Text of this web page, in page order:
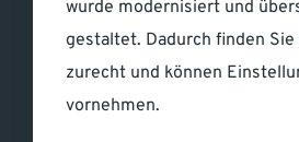
wurde modernisiert und
gestaltet. Dadurch finden
zurecht und können
vornehmen.